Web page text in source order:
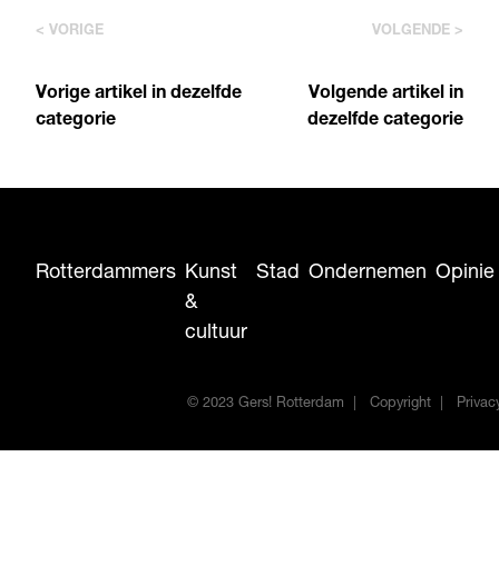
< VORIGE
Vorige artikel in dezelfde
categorie
VOLGENDE >
Volgende artikel in
dezelfde categorie
Rotterdammers Kunst
&
cultuur
Stad Ondernemen Opinie
© 2023 Gers! Rotterdam Copyright